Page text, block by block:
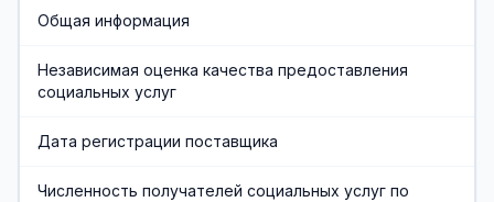
Общая информация
Независимая оценка качества предоставления
социальных услуг
Дата регистрации поставщика
Численность получателей социальных услуг по